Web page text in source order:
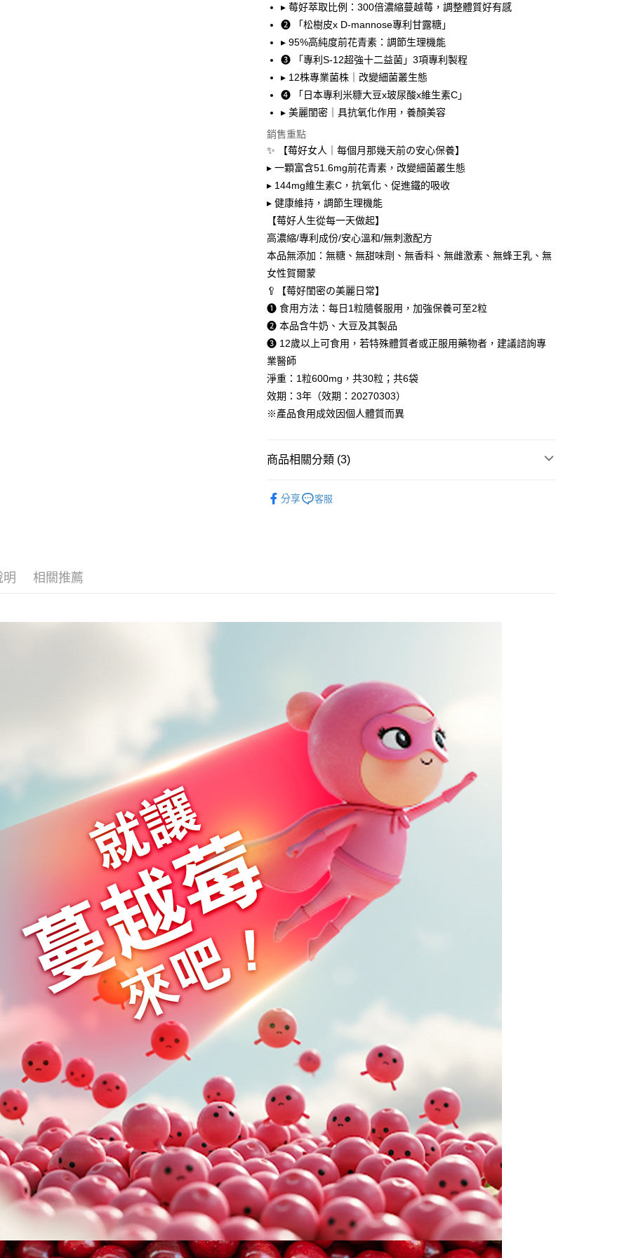
2.付款方式選擇「大哥付你分期」，訂單成立後會自動跳轉到大哥付的交易
流程，驗證手機門號後，選擇欲分期的期數、繳款截止日，確認付款後即
完成交易。
4.訂單成立30分鐘內，如未前往確認交易或遇審核未通過，訂單將自動取
消。如遇「轉專審核」未通過狀況，表示未達大哥付你分期系統評分，恕
無法說明評估內容。
【繳款方式說明】
1.分期款項不併入電信帳單，「大哥付你分期」於每月結算日後寄送繳費提
醒簡訊。
2.透過簡訊連結打開帳單後，可選擇「超商條碼／台灣大直營門市／銀行轉
帳／街口支付／iPASS MONEY」等通路繳費。
1.本服務係由「台灣大哥大股份有限公司」（以下簡稱本公司）所提供，讓
用戶於交易時，得透過本服務購買商品或服務，並由商店將買賣／分期付
款買賣價金債權讓與本公司後，依約使用本公司帳單繳交帳款。
2.基於同意付款使用「大哥付你分期」之契約關係目的，商店將以您的個人
資料（包含姓名、電話或地址）提供予台灣大哥大進項蒐集、處理及利
用，由本公司與您本人進行分期帳單所需資料之確認、核對及更正。
3.完整用戶服務條款，請詳閱以下連結：
相關說明
【關於「AFTEE先享後付」】
AFTEE先享後付是「在收到商品之後才付款」的支付方式。 讓您購物簡單
便利好安心！
１．簡單：不需註冊會員、不需綁卡、不需儲值。
２．便利：只要手機號碼，簡訊認證，即可結帳。
３．安心：先確認商品／服務後，再付款。
【「AFTEE先享後付」結帳流程】
１．於結帳方式選擇「AFTEE先享後付」後，將跳轉至「AFTEE先享後
２．訂單成立數日內，您將收到繳費通知簡訊。
３．收到繳費通知簡訊後14天內，點擊此簡訊中的連結，可透過四大超商
／ATM／網路銀行／等多元方式進行付款，方視為交易完成。
※ 請注意：結帳手續完成當下不需立刻繳費，但若您需要取消訂單，請聯
絡購買商品的店家。未經商家同意取消之訂單仍視為有效，需透過AFTEE
先享後付繳納相關費用。
※ 交易是否成功請以「AFTEE先享後付 」之結帳頁面顯示為準，若有關於
是否繳費成功／繳費後需取消欲退款等相關疑問，請聯繫「AFTEE先享後
付客戶支援中心」https://netprotections.freshdesk.com/support/home
１．透過由恩沛科技股份有限公司提供之「AFTEE先享後付」服務完成之
交易，需依本服務之必要範圍內提供個人資料，並將交易相關給付款項請
求債權轉讓予恩沛科技股份有限公司。
２．關於個人資料處理事宜，請瀏覽以下網址：
https://aftee.tw/terms/#terms3
３．未成年的使用者請事先徵得法定代理人或監護人之同意方可使用
任。
４．使用「AFTEE先享後付」時，將依據個別帳號之用戶狀況，依本公司
即時審查核予不同之上限額度；若仍有額度不足之情形，本公司將視審查
結果請求用戶進行身份認證。
動。
ATM付款
貨到付款
運送方式
全家取貨付款
每筆NT$80，滿NT$999(含以上)免運費
付款後全家取貨
每筆NT$80，滿NT$1,680(含以上)免運費
萊爾富取貨付款
每筆NT$80，滿NT$1,680(含以上)免運費
付款後萊爾富取貨
每筆NT$80，滿NT$1,680(含以上)免運費
7-11取貨付款
付款後7-11取貨
每筆NT$80，滿NT$1,680(含以上)免運費
台灣本島宅配
離島宅配
貨到付款
▸ 莓好萃取比例：300倍濃縮蔓越莓，調整體質好有感
❷ 「松樹皮x D-mannose專利甘露糖」
▸ 95%高純度前花青素：調節生理機能
❸ 「專利S-12超強十二益菌」3項專利製程
▸ 12株專業菌株｜改變細菌叢生態
❹ 「日本專利米糠大豆x玻尿酸x維生素C」
▸ 美麗閨密｜具抗氧化作用，養顏美容
銷售重點
✨ 【莓好女人｜每個月那幾天前の安心保養】
▸ 一顆富含51.6mg前花青素，改變細菌叢生態
▸ 144mg維生素C，抗氧化、促進鐵的吸收
▸ 健康維持，調節生理機能
【莓好人生從每一天做起】
高濃縮/專利成份/安心溫和/無刺激配方
本品無添加：無糖、無甜味劑、無香料、無雌激素、無蜂王乳、無
女性賀爾蒙
🥄【莓好閨密の美麗日常】
❶ 食用方法：每日1粒隨餐服用，加強保養可至2粒
❷ 本品含牛奶、大豆及其製品
❸ 12歲以上可食用，若特殊體質者或正服用藥物者，建議諮詢專
業醫師
淨重：1粒600mg，共30粒；共6袋
效期：3年（效期：20270303）
※產品食用成效因個人體質而異
商品相關分類 (3)
分享 客服
明 相關推薦